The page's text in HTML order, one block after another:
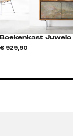
Boekenkast Juwelo
€ 929,90